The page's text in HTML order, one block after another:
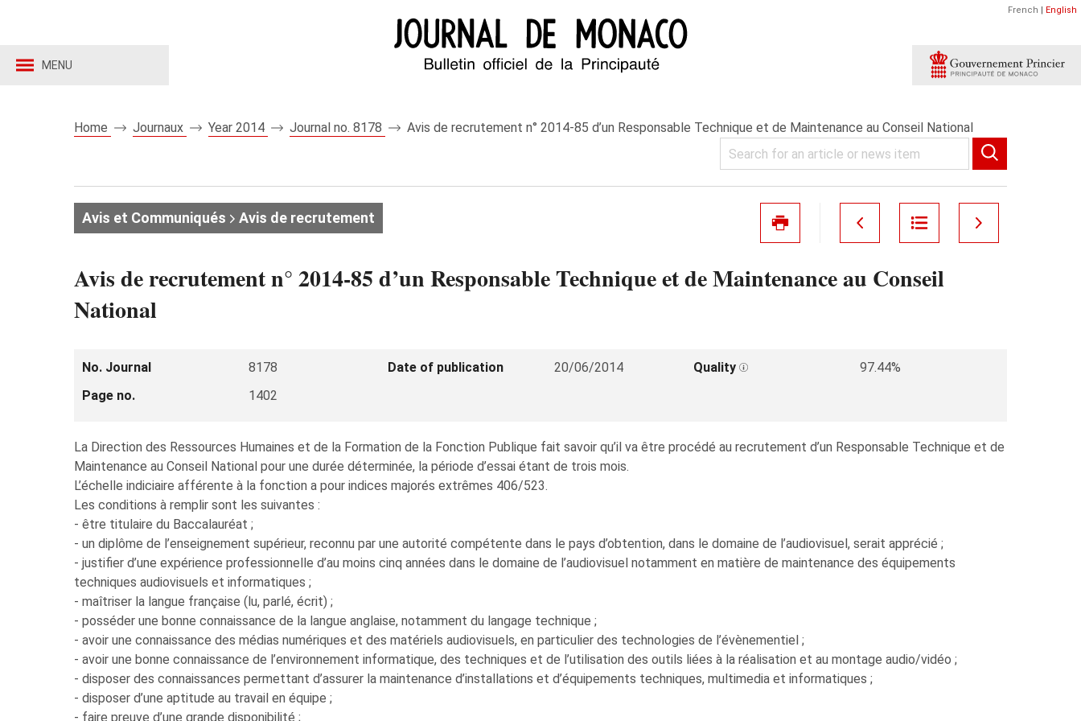
MENU
French | English
Home Journaux Year 2014 Journal no. 8178 Avis de recrutement n° 2014-85 d’un Responsable Technique et de Maintenance au Conseil National
Avis et Communiqués Avis de recrutement
Avis de recrutement n° 2014-85 d’un Responsable Technique et de Maintenance au Conseil
National
No. Journal 8178 Date of publication 20/06/2014 Quality
97.44%
Page no.
1402
La Direction des Ressources Humaines et de la Formation de la Fonction Publique fait savoir qu’il va être procédé au recrutement d’un Responsable Technique et de
Maintenance au Conseil National pour une durée déterminée, la période d’essai étant de trois mois.
L’échelle indiciaire afférente à la fonction a pour indices majorés extrêmes 406/523.
Les conditions à remplir sont les suivantes :
- être titulaire du Baccalauréat ;
- un diplôme de l’enseignement supérieur, reconnu par une autorité compétente dans le pays d’obtention, dans le domaine de l’audiovisuel, serait apprécié ;
- justifier d’une expérience professionnelle d’au moins cinq années dans le domaine de l’audiovisuel notamment en matière de maintenance des équipements
techniques audiovisuels et informatiques ;
- maîtriser la langue française (lu, parlé, écrit) ;
- posséder une bonne connaissance de la langue anglaise, notamment du langage technique ;
- avoir une connaissance des médias numériques et des matériels audiovisuels, en particulier des technologies de l’évènementiel ;
- avoir une bonne connaissance de l’environnement informatique, des techniques et de l’utilisation des outils liées à la réalisation et au montage audio/vidéo ;
- disposer des connaissances permettant d’assurer la maintenance d’installations et d’équipements techniques, multimedia et informatiques ;
- disposer d’une aptitude au travail en équipe ;
- faire preuve d’une grande disponibilité ;